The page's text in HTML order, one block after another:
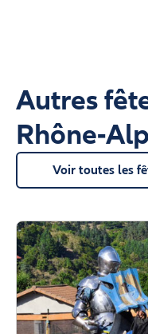
Autres
Rhône-
Voir toutes les